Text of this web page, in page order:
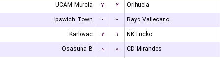
UCAM Murcia
۷ ۲
Orihuela
Ipswich Town
- -
Rayo Vallecano
Karlovac
۲ ۱
NK Lucko
Osasuna B
۰ ۰
CD Mirandes